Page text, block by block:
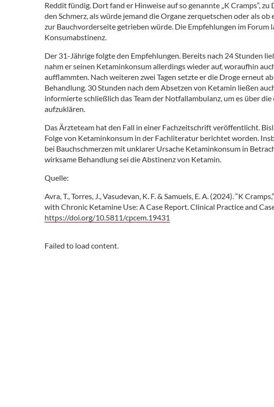
Reddit fündig. Dort fand er Hinweise auf so genannte „K Cramps“, zu
den Schmerz, als würde jemand die Organe zerquetschen oder als
zur Bauchvorderseite getrieben würde. Die Empfehlungen im Forum
Konsumabstinenz.
Der 31-Jährige folgte den Empfehlungen. Bereits nach 24 Stunden
nahm er seinen Ketaminkonsum allerdings wieder auf, woraufhin
aufflammten. Nach weiteren zwei Tagen setzte er die Droge erneut
Behandlung. 30 Stunden nach dem Absetzen von Ketamin ließen
informierte schließlich das Team der Notfallambulanz, um es über
aufzuklären.
Das Ärzteteam hat den Fall in einer Fachzeitschrift veröffentlicht.
Folge von Ketaminkonsum in der Fachliteratur berichtet worden.
bei Bauchschmerzen mit unklarer Ursache Ketaminkonsum in
wirksame Behandlung sei die Abstinenz von Ketamin.
Quelle:
Avra, T., Torres, J., Vasudevan, K. F. & Samuels, E. A. (2024). “K
with Chronic Ketamine Use: A Case Report. Clinical Practice and
https://doi.org/10.5811/cpcem.19431
Failed to load content.